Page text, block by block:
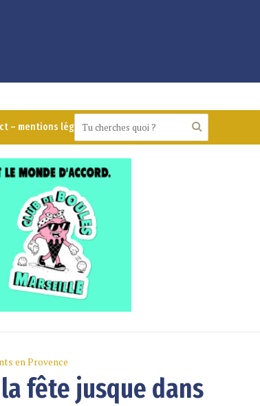
– mentions légales
en Provence
fête jusque dans